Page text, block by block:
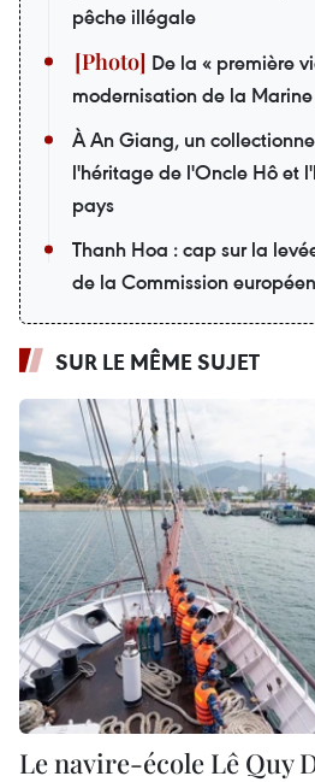
pêche illégale
De la « première
modernisation de la
À An Giang, un
l'héritage de l'Oncle Hô et
pays
Thanh Hoa : cap sur la
de la Commission
SUR LE MÊME SUJET
Le navire-école Lê Quy